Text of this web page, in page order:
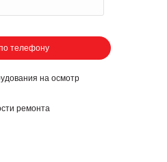
телефону
на осмотр
ремонта